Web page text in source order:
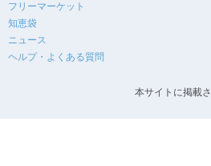
フリーマーケット
知恵袋
ニュース
ヘルプ・よくある質問
本サイトに掲載